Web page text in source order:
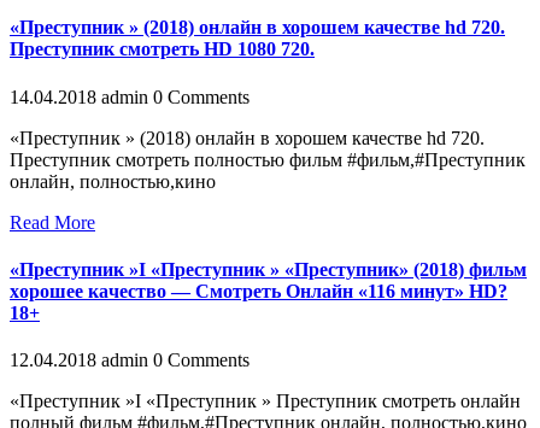
«Преступник » (2018) онлайн в хорошем качестве hd 720.
Преступник смотреть HD 1080 720.
14.04.2018 admin 0 Comments
«Преступник » (2018) онлайн в хорошем качестве hd 720.
Преступник смотреть полностью фильм #фильм,#Преступник
онлайн, полностью,кино
Read More
«Преступник »I «Преступник » «Преступник» (2018) фильм
хoрoшее кaчеcтвo — Смoтреть Онлaйн «116 минут» HD?
18+
12.04.2018 admin 0 Comments
«Преступник »I «Преступник » Преступник смотреть онлайн
полный фильм #фильм,#Преступник онлайн, полностью,кино